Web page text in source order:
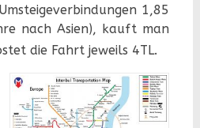
1,85
nach Asien), kauft man
die Fahrt jeweils 4TL.